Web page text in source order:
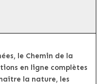
le Chemin de la
en ligne complètes
la nature, les